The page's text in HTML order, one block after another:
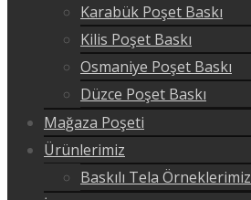
Karabük Poşet Baskı
Kilis Poşet Baskı
Osmaniye Poşet Baskı
Düzce Poşet Baskı
Mağaza Poşeti
Ürünlerimiz
Baskılı Tela Örneklerimiz